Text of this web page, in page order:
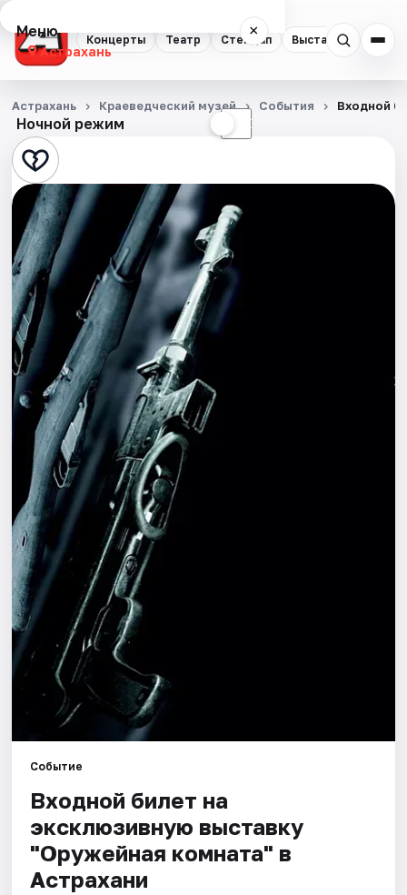
Концерты Театр Стендап Выставки
Меню ×
Астрахань
Концерты
Театр
Стендап
Выставки
Квесты
Экскурсии
Спорт
События
Города
Площадки
Артисты
Рейтинги
Ночной режим ☾
Астрахань Краеведческий музей События Входной
Событие
Входной билет на
эксклюзивную выставку
"Оружейная комната" в
Астрахани